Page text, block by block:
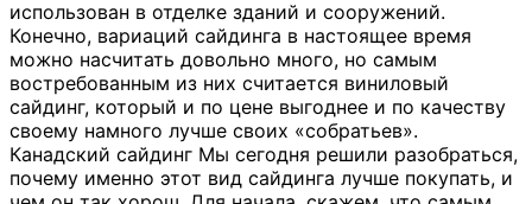
использован в отделке зданий и сооружений.
Конечно, вариаций сайдинга в настоящее время
можно насчитать довольно много, но самым
востребованным из них считается виниловый
сайдинг, который и по цене выгоднее и по качеству
своему намного лучше своих «собратьев».
Канадский сайдинг Мы сегодня решили разобраться,
почему именно этот вид сайдинга лучше покупать, и